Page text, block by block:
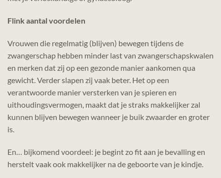
Flink aantal voordelen
Vrouwen die regelmatig (blijven) bewegen tijdens de
zwangerschap hebben minder last van zwangerschapskwalen
en merken dat zij op een gezonde manier aankomen qua
gewicht. Verder slapen zij vaak beter. Het op een
verantwoorde manier versterken van je spieren en
uithoudingsvermogen, maakt dat je straks makkelijker zal
kunnen blijven bewegen wanneer je buik zwaarder en groter
is.
En… bijkomend voordeel: je begint zo fit aan je bevalling en
herstelt vaak ook makkelijker na de geboorte van je kindje.